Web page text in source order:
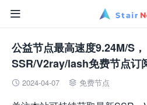

公益节点最高速度9.24M/S
SSR/V2ray/lash免费节点订
 2024-04-07  免费节点